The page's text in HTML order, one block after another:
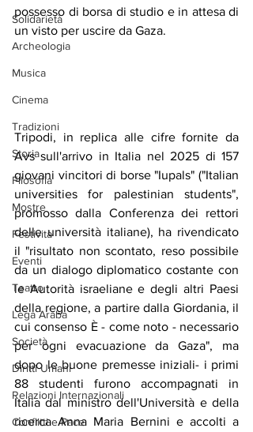
Solidarietà
Archeologia
Musica
Cinema
Tradizioni
Storia
Filosofia
Mostre
Festività
Eventi
Teatro
Lega Araba
Società
Diritti Umani
Relazioni Internazionali
Conflitti e Pace
possesso di borsa di studio e in attesa di
un visto per uscire da Gaza.
Tripodi, in replica alle cifre fornite da
Avs sull'arrivo in Italia nel 2025 di 157
giovani vincitori di borse "Iupals" ("Italian
universities for palestinian students",
promosso dalla Conferenza dei rettori
delle università italiane), ha rivendicato
il "risultato non scontato, reso possibile
da un dialogo diplomatico costante con
le Autorità israeliane e degli altri Paesi
della regione, a partire dalla Giordania, il
cui consenso È - come noto - necessario
per ogni evacuazione da Gaza", ma
dopo le buone premesse iniziali- i primi
88 studenti furono accompagnati in
Italia dal ministro dell'Università e della
ricerca Anna Maria Bernini e accolti a